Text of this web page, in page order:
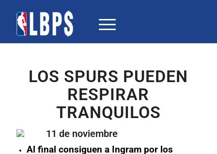
LOS SPURS PUEDEN
RESPIRAR
TRANQUILOS
11 de noviembre
Al final consiguen a Ingram por los